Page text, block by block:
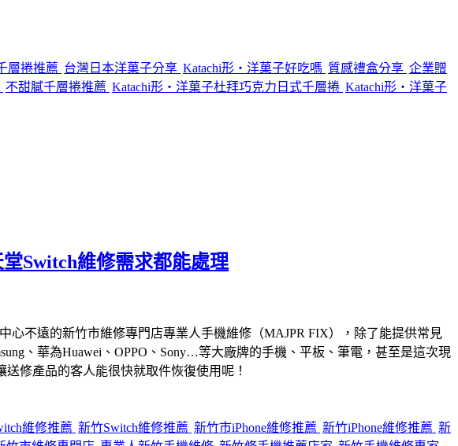
層捲推薦 台灣日本洋菓子分享 Katachi形‧洋菓子好吃嗎 質感禮盒分享 企業贈
不甜膩千層捲推薦 Katachi形‧洋菓子杜拜巧克力日式千層捲 Katachi形‧洋菓子
Switch維修需求都能處理
心不遠的新竹市維修專門店專業人手機維修（MAJPR FIX），除了能提供常見
、華為Huawei、OPPO、Sony…等大廠牌的手機、平板、筆電，甚至是這次現
修產品的客人能很快就取件恢復使用呢！
維修推薦 新竹Switch維修推薦 新竹市iPhone維修推薦 新竹iPhone維修推薦 新